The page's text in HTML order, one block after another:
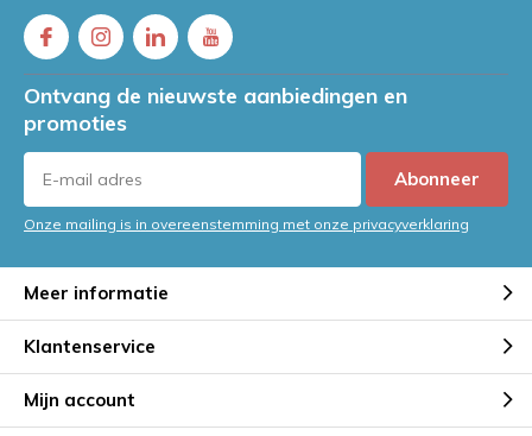
Ontvang de nieuwste aanbiedingen en
promoties
Abonneer
Onze mailing is in overeenstemming met onze privacyverklaring
Meer informatie
Klantenservice
Mijn account